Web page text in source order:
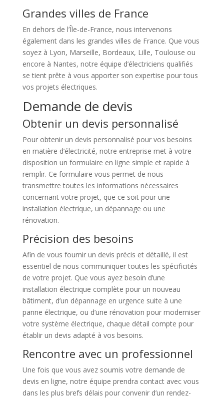
Grandes villes de France
En dehors de l’Île-de-France, nous intervenons
également dans les grandes villes de France. Que vous
soyez à Lyon, Marseille, Bordeaux, Lille, Toulouse ou
encore à Nantes, notre équipe d’électriciens qualifiés
se tient prête à vous apporter son expertise pour tous
vos projets électriques.
Demande de devis
Obtenir un devis personnalisé
Pour obtenir un devis personnalisé pour vos besoins
en matière d’électricité, notre entreprise met à votre
disposition un formulaire en ligne simple et rapide à
remplir. Ce formulaire vous permet de nous
transmettre toutes les informations nécessaires
concernant votre projet, que ce soit pour une
installation électrique, un dépannage ou une
rénovation.
Précision des besoins
Afin de vous fournir un devis précis et détaillé, il est
essentiel de nous communiquer toutes les spécificités
de votre projet. Que vous ayez besoin d’une
installation électrique complète pour un nouveau
bâtiment, d’un dépannage en urgence suite à une
panne électrique, ou d’une rénovation pour moderniser
votre système électrique, chaque détail compte pour
établir un devis adapté à vos besoins.
Rencontre avec un professionnel
Une fois que vous avez soumis votre demande de
devis en ligne, notre équipe prendra contact avec vous
dans les plus brefs délais pour convenir d’un rendez-